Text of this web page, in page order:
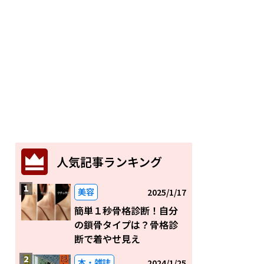
人気記事ランキング
美容 2025/1/17
簡単１秒骨格診断！自分
の鎖骨タイプは？骨格診
断で着やせ見え